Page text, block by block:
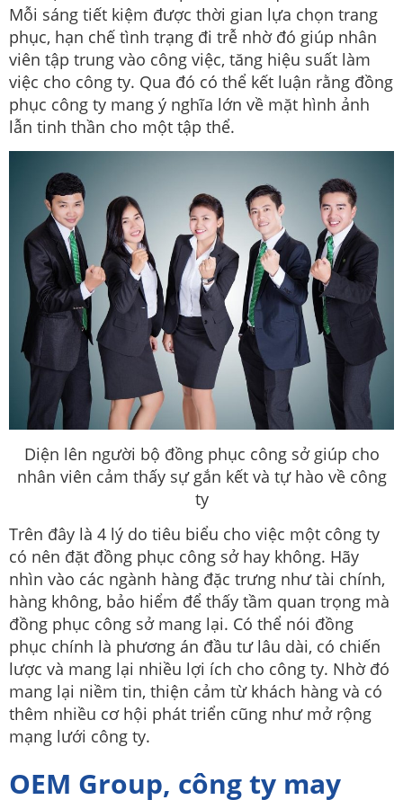
Mỗi sáng tiết kiệm được thời gian lựa chọn trang
phục, hạn chế tình trạng đi trễ nhờ đó giúp nhân
viên tập trung vào công việc, tăng hiệu suất làm
việc cho công ty. Qua đó có thể kết luận rằng đồng
phục công ty mang ý nghĩa lớn về mặt hình ảnh
lẫn tinh thần cho một tập thể.
Diện lên người bộ đồng phục công sở giúp cho
nhân viên cảm thấy sự gắn kết và tự hào về công
ty
Trên đây là 4 lý do tiêu biểu cho việc một công ty
có nên đặt đồng phục công sở hay không. Hãy
nhìn vào các ngành hàng đặc trưng như tài chính,
hàng không, bảo hiểm để thấy tầm quan trọng mà
đồng phục công sở mang lại. Có thể nói đồng
phục chính là phương án đầu tư lâu dài, có chiến
lược và mang lại nhiều lợi ích cho công ty. Nhờ đó
mang lại niềm tin, thiện cảm từ khách hàng và có
thêm nhiều cơ hội phát triển cũng như mở rộng
mạng lưới công ty.
OEM Group, công ty may